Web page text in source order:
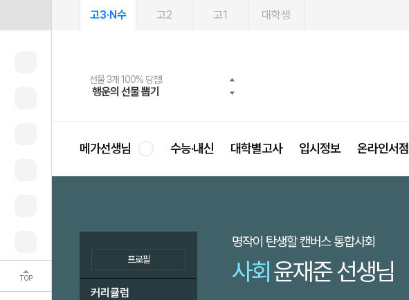
TOP
고3·N수 고2 고1 대학생
선물 3개 100% 당첨!
행운의 선물 뽑기
선물 100% 증정!
메가스터디 X 올리브
여름방학 스터디 캐시백
메가런 썸머스쿨
2027 러셀 단과
강사 공개선발
스마트러닝앱
설문 EVENT
메가패스
3일 무료 체험권
메가패스 수강생 무료혜택!
메가클럽 멤버십
사회공헌 캠페인
희망이룸 메가나눔
메가선생님 수능·내신 대학별고사 입시정보 온라인서점
커리큘럼
명작이 탄생할 캔버스 통합사회
사회 윤재준 선생님
프로필